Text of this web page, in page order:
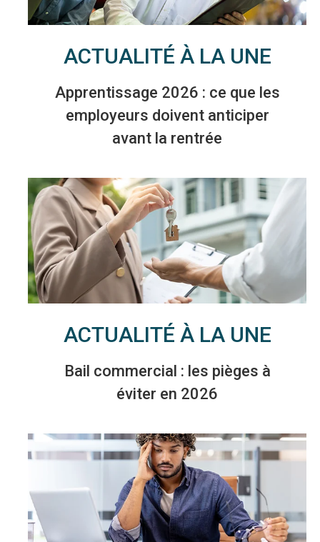
ACTUALITÉ À LA UNE
Apprentissage 2026 : ce que les
employeurs doivent anticiper
avant la rentrée
ACTUALITÉ À LA UNE
Bail commercial : les pièges à
éviter en 2026